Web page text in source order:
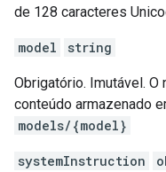
de 128 caracteres
model string
Obrigatório. Imutável. O
conteúdo armazenado
models/{model}
systemInstruction